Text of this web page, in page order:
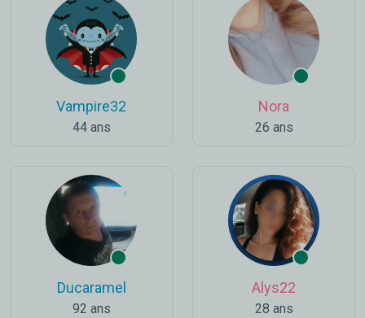
Vampire32
44 ans
Nora
26 ans
Ducaramel
92 ans
Alys22
28 ans